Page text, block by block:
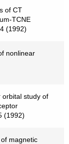
of CT
TCNE
(1992)
nonlinear
orbital study of
(1992)
magnetic